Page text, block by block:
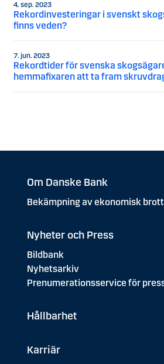
4. sep. 2023
Rekordinvesteringar i svenskt
finns veden?
7. jun. 2023
Rekordtider för svenska
hemmafixaren att ta fram
Om Danske Bank
Bekämpning av ekonomisk
Nyheter och Press
Bildbank
Nyhetsarkiv
Prenumerationsservice för
Hållbarhet
Karriär